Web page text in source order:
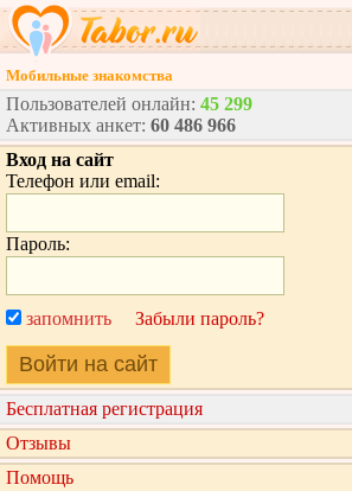
Мобильные знакомства
Пользователей онлайн: 45 299
Активных анкет: 60 486 966
Вход на сайт
Телефон или email:
Пароль:
запомнить Забыли пароль?
Войти на сайт
Бесплатная регистрация
Отзывы
Помощь